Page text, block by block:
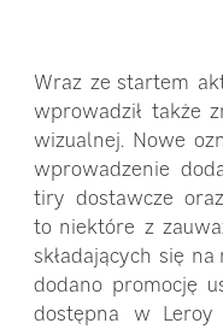
Wraz ze startem
wprowadził także
wizualnej. Nowe
wprowadzenie
tiry dostawcze
to niektóre z
składających się
dodano promocję
dostępna w Leroy